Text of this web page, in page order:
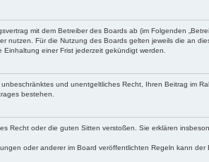
mit dem Betreiber des Boards ab (im Folgenden
Für die Nutzung des Boards gelten jeweils die an
einer Frist jederzeit gekündigt werden.
und unentgeltliches Recht, Ihren Beitrag im
bestehen.
Recht oder die guten Sitten verstoßen. Sie erklären
oder anderer im Board veröffentlichten Regeln kann